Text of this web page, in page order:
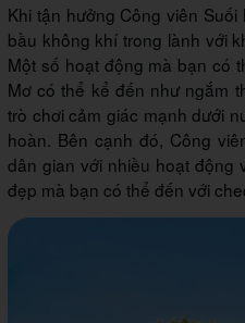
Khi tận hưởng Công viên
bầu không khí trong lành với
Một số hoạt động mà bạn có
Mơ có thể kể đến như ngắm
trò chơi cảm giác mạnh dưới
hoàn. Bên cạnh đó, Công
dân gian với nhiều hoạt động
đẹp mà bạn có thể đến với